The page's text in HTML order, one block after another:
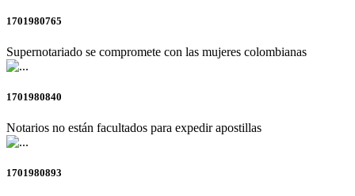
1701980765
Supernotariado se compromete con las mujeres colombianas
1701980840
Notarios no están facultados para expedir apostillas
1701980893